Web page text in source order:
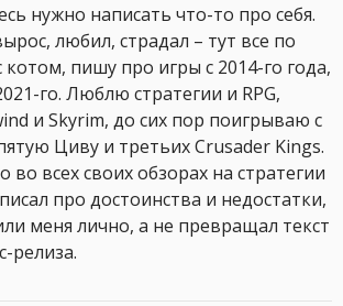
нужно написать что-то про себя.
любил, страдал – тут все по
котом, пишу про игры с 2014-го года,
го. Люблю стратегии и RPG,
и Skyrim, до сих пор поигрываю с
Циву и третьих Crusader Kings.
во всех своих обзорах на стратегии
про достоинства и недостатки,
меня лично, а не превращал текст
релиза.